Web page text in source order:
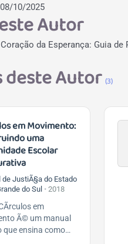
08/10/2025
Autor
da Esperança: Guia
deste Autor (3)
em Movimento:
uma
Escolar
de JustiÃ§a do Estado
do Sul • 2018
em
Ã© um manual
que ensina como